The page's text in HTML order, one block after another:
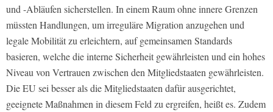
und -Abläufen sicherstellen. In einem Raum ohne innere Grenzen
müssten Handlungen, um irreguläre Migration anzugehen und
legale Mobilität zu erleichtern, auf gemeinsamen Standards
basieren, welche die interne Sicherheit gewährleisten und ein hohes
Niveau von Vertrauen zwischen den Mitgliedstaaten gewährleisten.
Die EU sei besser als die Mitgliedstaaten dafür ausgerichtet,
geeignete Maßnahmen in diesem Feld zu ergreifen, heißt es. Zudem